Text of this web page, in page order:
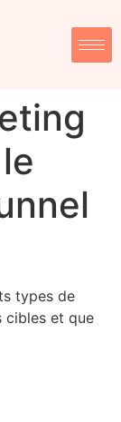
types de
cibles et que